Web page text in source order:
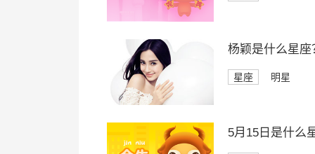
杨颖是什么星座
星座 明星
5月15日是什么